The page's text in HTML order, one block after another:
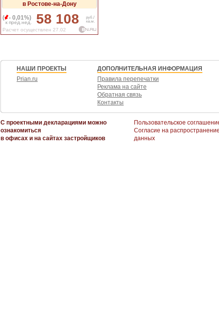
в Ростове-на-Дону
(
- 0,01%)
к пред.нед. 58 108
руб./
кв.м.
Расчет осуществлен 27.02
НАШИ ПРОЕКТЫ
Prian.ru
ДОПОЛНИТЕЛЬНАЯ ИНФОРМАЦИЯ
Правила перепечатки
Реклама на сайте
Обратная связь
Контакты
С проектными декларациями можно
ознакомиться
в офисах и на сайтах застройщиков
Пользовательское
Согласие на
данных